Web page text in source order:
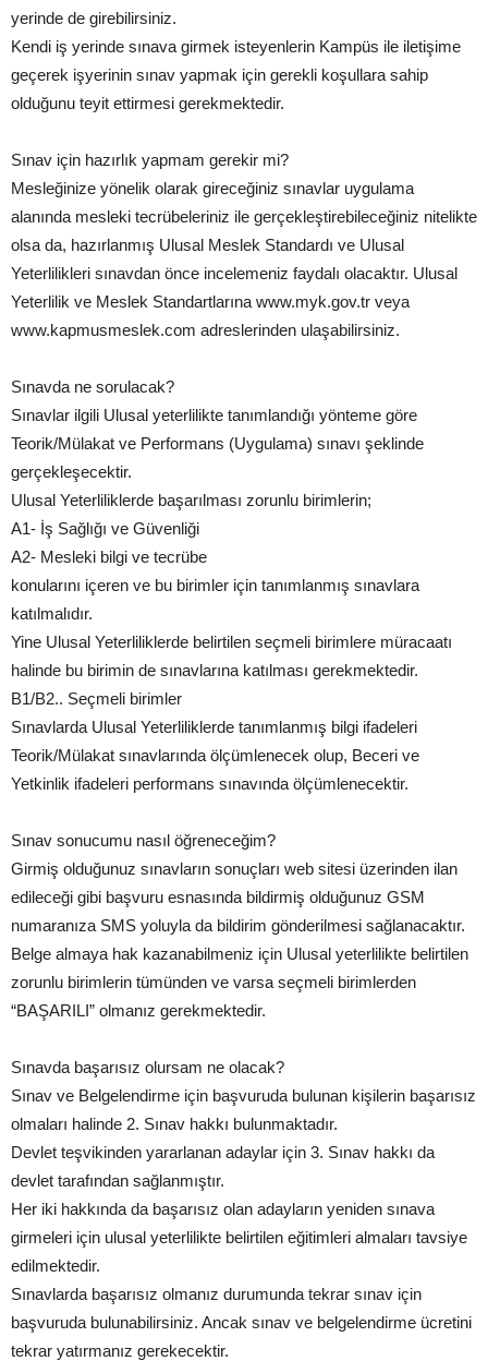
yerinde de girebilirsiniz.
Kendi iş yerinde sınava girmek isteyenlerin Kampüs ile iletişime
geçerek işyerinin sınav yapmak için gerekli koşullara sahip
olduğunu teyit ettirmesi gerekmektedir.
Sınav için hazırlık yapmam gerekir mi?
Mesleğinize yönelik olarak gireceğiniz sınavlar uygulama
alanında mesleki tecrübeleriniz ile gerçekleştirebileceğiniz nitelikte
olsa da, hazırlanmış Ulusal Meslek Standardı ve Ulusal
Yeterlilikleri sınavdan önce incelemeniz faydalı olacaktır. Ulusal
Yeterlilik ve Meslek Standartlarına www.myk.gov.tr veya
www.kapmusmeslek.com adreslerinden ulaşabilirsiniz.
Sınavda ne sorulacak?
Sınavlar ilgili Ulusal yeterlilikte tanımlandığı yönteme göre
Teorik/Mülakat ve Performans (Uygulama) sınavı şeklinde
gerçekleşecektir.
Ulusal Yeterliliklerde başarılması zorunlu birimlerin;
A1- İş Sağlığı ve Güvenliği
A2- Mesleki bilgi ve tecrübe
konularını içeren ve bu birimler için tanımlanmış sınavlara
katılmalıdır.
Yine Ulusal Yeterliliklerde belirtilen seçmeli birimlere müracaatı
halinde bu birimin de sınavlarına katılması gerekmektedir.
B1/B2.. Seçmeli birimler
Sınavlarda Ulusal Yeterliliklerde tanımlanmış bilgi ifadeleri
Teorik/Mülakat sınavlarında ölçümlenecek olup, Beceri ve
Yetkinlik ifadeleri performans sınavında ölçümlenecektir.
Sınav sonucumu nasıl öğreneceğim?
Girmiş olduğunuz sınavların sonuçları web sitesi üzerinden ilan
edileceği gibi başvuru esnasında bildirmiş olduğunuz GSM
numaranıza SMS yoluyla da bildirim gönderilmesi sağlanacaktır.
Belge almaya hak kazanabilmeniz için Ulusal yeterlilikte belirtilen
zorunlu birimlerin tümünden ve varsa seçmeli birimlerden
“BAŞARILI” olmanız gerekmektedir.
Sınavda başarısız olursam ne olacak?
Sınav ve Belgelendirme için başvuruda bulunan kişilerin başarısız
olmaları halinde 2. Sınav hakkı bulunmaktadır.
Devlet teşvikinden yararlanan adaylar için 3. Sınav hakkı da
devlet tarafından sağlanmıştır.
Her iki hakkında da başarısız olan adayların yeniden sınava
girmeleri için ulusal yeterlilikte belirtilen eğitimleri almaları tavsiye
edilmektedir.
Sınavlarda başarısız olmanız durumunda tekrar sınav için
başvuruda bulunabilirsiniz. Ancak sınav ve belgelendirme ücretini
tekrar yatırmanız gerekecektir.